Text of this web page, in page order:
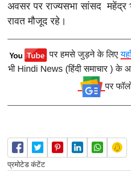
अवसर पर राज्यसभा सांसद महेंद्र
रावत मौजूद रहे।
पर हमसे जुड़ने के लिए
भी Hindi News (हिंदी समाचार ) के
पर